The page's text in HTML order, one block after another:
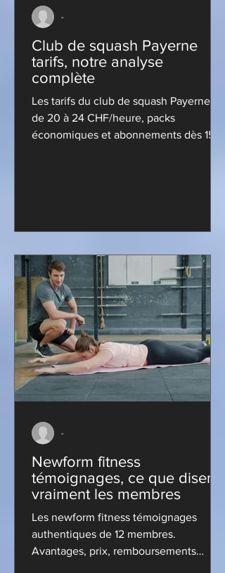
Club de squash Payerne
tarifs, notre analyse
complète
Les tarifs du club de squash Payerne :
de 20 à 24 CHF/heure, packs
économiques et abonnements dès 15
-
Newform fitness
témoignages, ce que disent
vraiment les membres
Les newform fitness témoignages
authentiques de 12 membres.
Avantages, prix, remboursements
-